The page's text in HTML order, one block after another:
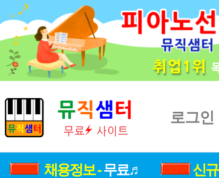
로그인
채용정보 -무료♬ 신